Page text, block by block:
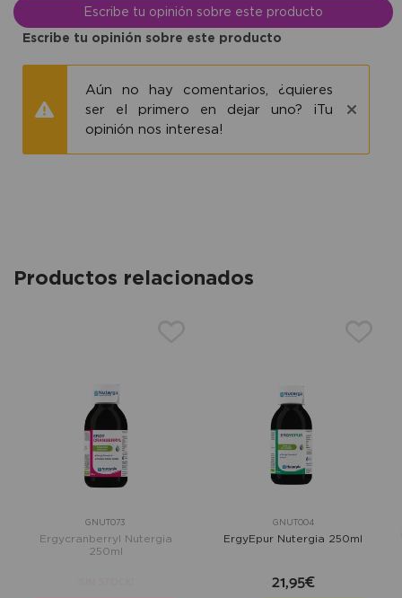
Escribe tu opinión sobre este producto
Escribe tu opinión sobre este producto
Aún no hay comentarios, ¿quieres
ser el primero en dejar uno? ¡Tu
opinión nos interesa!
Productos relacionados
GNUT073
Ergycranberryl Nutergia
250ml
GNUT004
ErgyEpur Nutergia 250ml
21,95€